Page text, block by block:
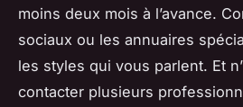
moins deux mois à l’avance.
sociaux ou les annuaires
les styles qui vous parlent. Et
contacter plusieurs